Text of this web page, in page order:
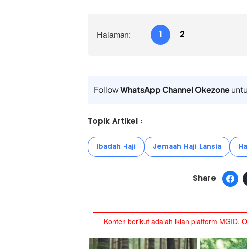
Halaman: 1 2
FollowWhatsApp Channel Okezone
Topik Artikel :
Ibadah Haji Jemaah Haji Lansia
Share